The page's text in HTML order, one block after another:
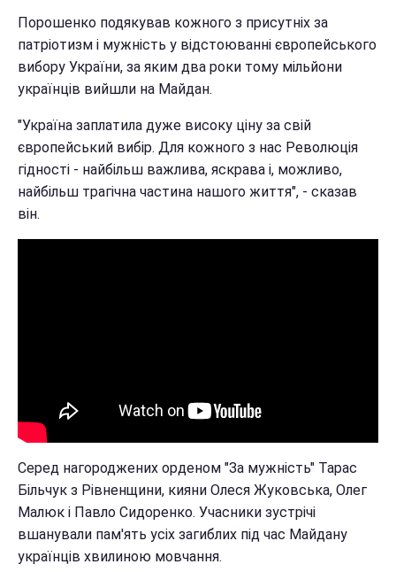
Порошенко подякував кожного з присутніх за
патріотизм і мужність у відстоюванні європейського
вибору України, за яким два роки тому мільйони
українців вийшли на Майдан.
"Україна заплатила дуже високу ціну за свій
європейський вибір. Для кожного з нас Революція
гідності - найбільш важлива, яскрава і, можливо,
найбільш трагічна частина нашого життя", - сказав
він.
Серед нагороджених орденом "За мужність" Тарас
Більчук з Рівненщини, кияни Олеся Жуковська, Олег
Малюк і Павло Сидоренко. Учасники зустрічі
вшанували пам'ять усіх загиблих під час Майдану
українців хвилиною мовчання.